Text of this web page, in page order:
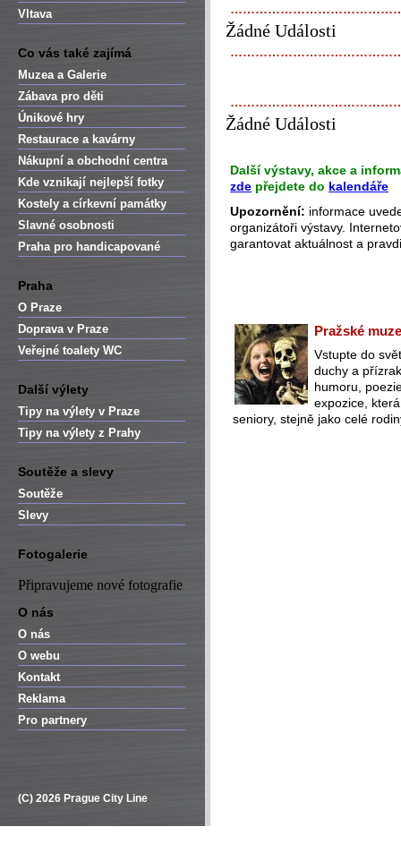
Vltava
Co vás také zajímá
Muzea a Galerie
Zábava pro děti
Únikové hry
Restaurace a kavárny
Nákupní a obchodní centra
Kde vznikají nejlepší fotky
Kostely a církevní památky
Slavné osobnosti
Praha pro handicapované
Praha
O Praze
Doprava v Praze
Veřejné toalety WC
Další výlety
Tipy na výlety v Praze
Tipy na výlety z Prahy
Soutěže a slevy
Soutěže
Slevy
Fotogalerie
Připravujeme nové fotografie
O nás
O nás
O webu
Kontakt
Reklama
Pro partnery
(C) 2026 Prague City Line
Žádné Události
Žádné Události
Další výstavy, akce a
zde přejdete do kalendáře
Upozornění: informace
organizátoři výstavy.
garantovat aktuálnost a
Pražské
Vstupte do
duchy a
humoru,
expozice,
seniory, stejně jako celé